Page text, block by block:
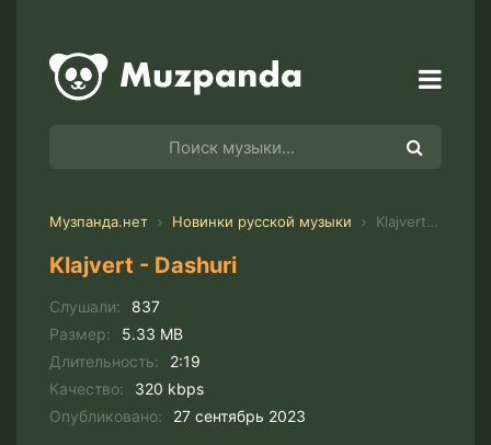
Музпанда.нет Новинки русской музыки Klajvert - Dashuri
Klajvert - Dashuri
Слушали:
837
Размер:
5.33 MB
Длительность:
2:19
Качество:
320 kbps
Опубликовано:
27 сентябрь 2023